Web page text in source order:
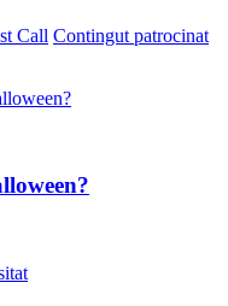
Call Contingut patrocinat